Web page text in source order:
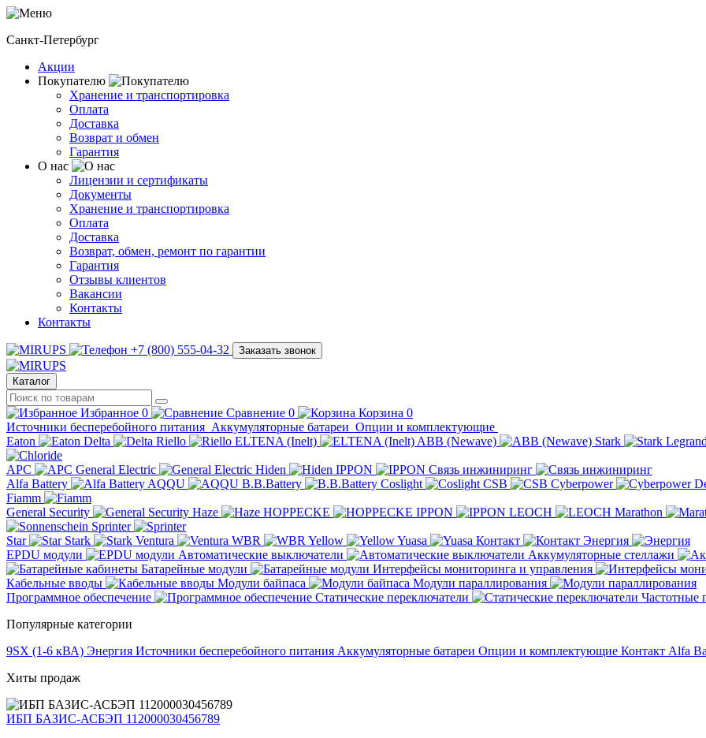
Санкт-Петербург
Акции
Покупателю
Хранение и транспортировка
Оплата
Доставка
Возврат и обмен
Гарантия
О нас
Лицензии и сертификаты
Документы
Хранение и транспортировка
Оплата
Доставка
Возврат, обмен, ремонт по гарантии
Гарантия
Отзывы клиентов
Вакансии
Контакты
Контакты
+7 (800) 555-04-32 Заказать звонок
Каталог
Избранное 0 Сравнение 0 Корзина 0
Источники бесперебойного питания Аккумуляторные батареи Опции и комплектующие
Eaton
Delta Riello ELTENA (Inelt) ABB (Newave) Stark Legrand
APC General Electric Hiden IPPON
Связь инжиниринг
Alfa Battery
AQQU B.B.Battery Coslight CSB Cyberpower
Fiamm
General Security
Haze HOPPECKE IPPON LEOCH Marathon
Sprinter
Star
Stark Ventura WBR Yellow Yuasa Контакт
Энергия
EPDU модули
Автоматические выключатели Аккумуляторные стеллажи
Батарейные модули
Интерфейсы мониторинга и управления
Кабельные вводы
Модули байпаса
Модули параллирования
Программное обеспечение
Статические переключатели
Частотные
Популярные категории
9SX (1-6 кВА) Энергия Источники бесперебойного питания Аккумуляторные батареи Опции и комплектующие Контакт Alfa
Хиты продаж
ИБП БАЗИС-АСБЭП 112000030456789